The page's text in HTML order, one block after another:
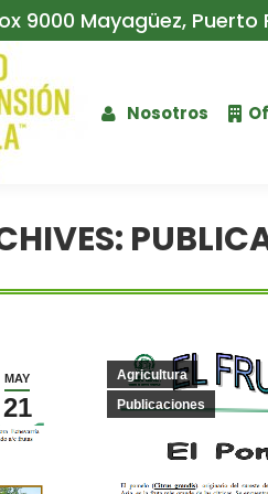
9000 Mayagüez, Puerto
Nosotros
MAY
21
Agricultura
Publicaciones